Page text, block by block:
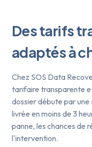
Des tarifs
adaptés à
Chez SOS Data
tarifaire transparente
dossier débute par une
livrée en moins de 3
panne, les chances de
l'intervention.